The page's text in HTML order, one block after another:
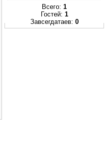
Всего: 1
Гостей: 1
Завсегдатаев: 0